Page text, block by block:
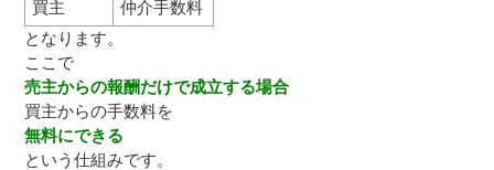
買主
仲介手数料
となります。
ここで
売主からの報酬だけで成立する場合
買主からの手数料を
無料にできる
という仕組みです。